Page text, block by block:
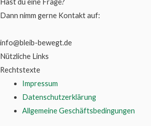
Hast du eine Frage?
Dann nimm gerne Kontakt auf:
info@bleib-bewegt.de
Nützliche Links
Rechtstexte
Impressum
Datenschutzerklärung
Allgemeine Geschäftsbedingungen